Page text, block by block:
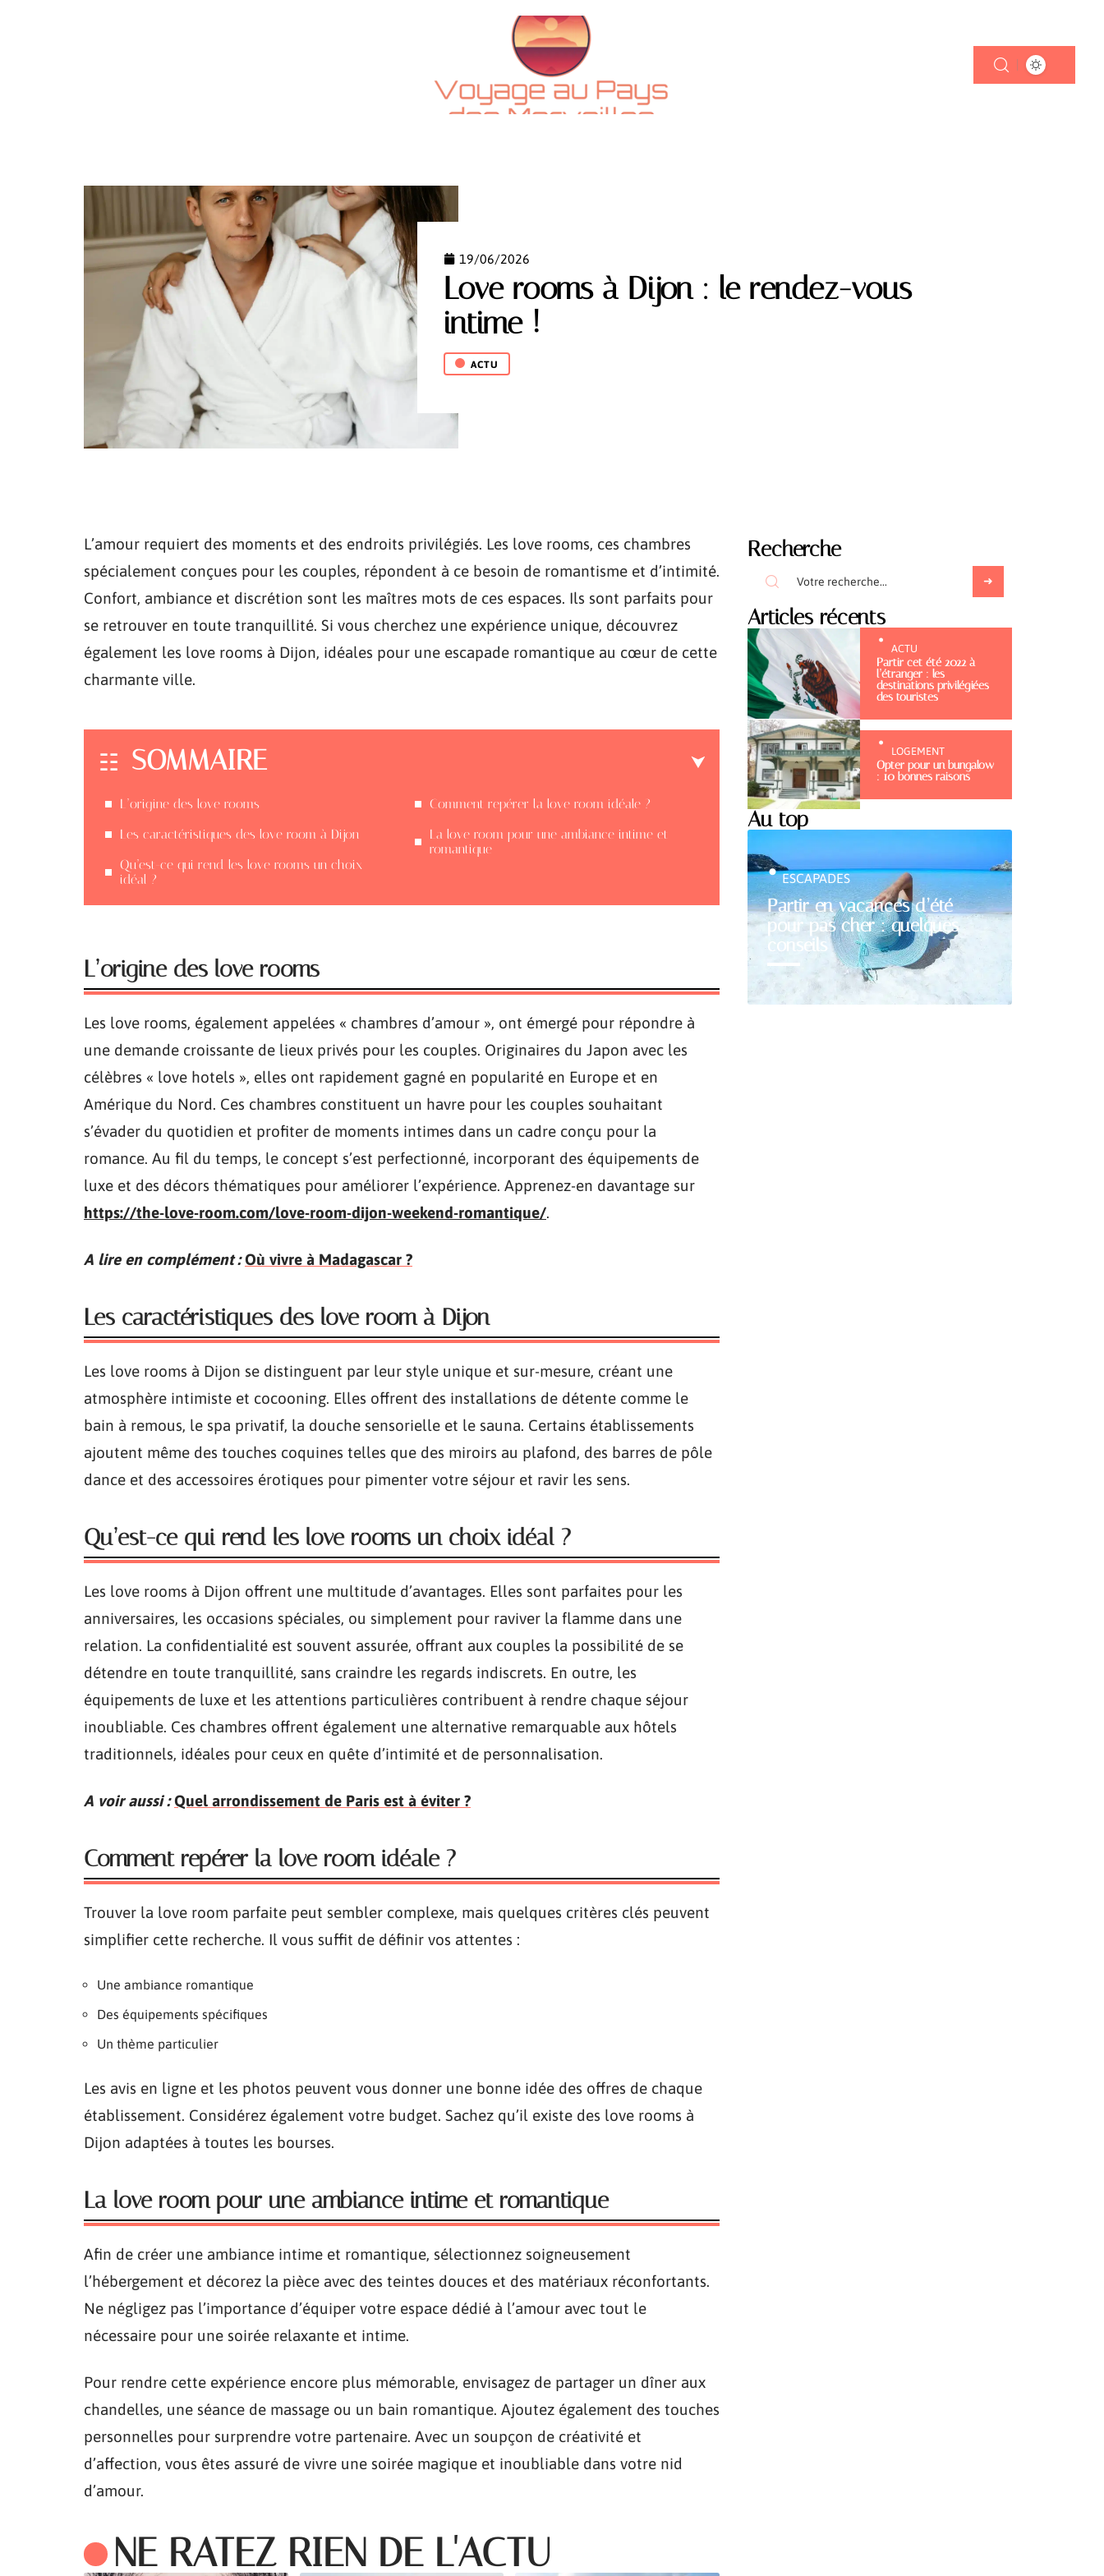
19/06/2026
Love rooms à Dijon : le rendez-vous
intime !
ACTU
L’amour requiert des moments et des endroits privilégiés. Les love rooms, ces chambres
spécialement conçues pour les couples, répondent à ce besoin de romantisme et d’intimité.
Confort, ambiance et discrétion sont les maîtres mots de ces espaces. Ils sont parfaits pour
se retrouver en toute tranquillité. Si vous cherchez une expérience unique, découvrez
également les love rooms à Dijon, idéales pour une escapade romantique au cœur de cette
charmante ville.
SOMMAIRE
L’origine des love rooms
Les caractéristiques des love room à Dijon
Qu’est-ce qui rend les love rooms un choix
idéal ?
Comment repérer la love room idéale ?
La love room pour une ambiance intime et
romantique
L’origine des love rooms
Les love rooms, également appelées « chambres d’amour », ont émergé pour répondre à
une demande croissante de lieux privés pour les couples. Originaires du Japon avec les
célèbres « love hotels », elles ont rapidement gagné en popularité en Europe et en
Amérique du Nord. Ces chambres constituent un havre pour les couples souhaitant
s’évader du quotidien et profiter de moments intimes dans un cadre conçu pour la
romance. Au fil du temps, le concept s’est perfectionné, incorporant des équipements de
luxe et des décors thématiques pour améliorer l’expérience. Apprenez-en davantage sur
https://the-love-room.com/love-room-dijon-weekend-romantique/.
A lire en complément : Où vivre à Madagascar ?
Les caractéristiques des love room à Dijon
Les love rooms à Dijon se distinguent par leur style unique et sur-mesure, créant une
atmosphère intimiste et cocooning. Elles offrent des installations de détente comme le
bain à remous, le spa privatif, la douche sensorielle et le sauna. Certains établissements
ajoutent même des touches coquines telles que des miroirs au plafond, des barres de pôle
dance et des accessoires érotiques pour pimenter votre séjour et ravir les sens.
Qu’est-ce qui rend les love rooms un choix idéal ?
Les love rooms à Dijon offrent une multitude d’avantages. Elles sont parfaites pour les
anniversaires, les occasions spéciales, ou simplement pour raviver la flamme dans une
relation. La confidentialité est souvent assurée, offrant aux couples la possibilité de se
détendre en toute tranquillité, sans craindre les regards indiscrets. En outre, les
équipements de luxe et les attentions particulières contribuent à rendre chaque séjour
inoubliable. Ces chambres offrent également une alternative remarquable aux hôtels
traditionnels, idéales pour ceux en quête d’intimité et de personnalisation.
A voir aussi : Quel arrondissement de Paris est à éviter ?
Comment repérer la love room idéale ?
Trouver la love room parfaite peut sembler complexe, mais quelques critères clés peuvent
simplifier cette recherche. Il vous suffit de définir vos attentes :
Une ambiance romantique
Des équipements spécifiques
Un thème particulier
Les avis en ligne et les photos peuvent vous donner une bonne idée des offres de chaque
établissement. Considérez également votre budget. Sachez qu’il existe des love rooms à
Dijon adaptées à toutes les bourses.
La love room pour une ambiance intime et romantique
Afin de créer une ambiance intime et romantique, sélectionnez soigneusement
l’hébergement et décorez la pièce avec des teintes douces et des matériaux réconfortants.
Ne négligez pas l’importance d’équiper votre espace dédié à l’amour avec tout le
nécessaire pour une soirée relaxante et intime.
Pour rendre cette expérience encore plus mémorable, envisagez de partager un dîner aux
chandelles, une séance de massage ou un bain romantique. Ajoutez également des touches
personnelles pour surprendre votre partenaire. Avec un soupçon de créativité et
d’affection, vous êtes assuré de vivre une soirée magique et inoubliable dans votre nid
d’amour.
NE RATEZ RIEN DE L'ACTU
Recherche
Articles récents
ACTU
Partir cet été 2022 à
l’étranger : les
destinations privilégiées
des touristes
LOGEMENT
Opter pour un bungalow
: 10 bonnes raisons
Au top
Partir en vacances d’été
pour pas cher : quelques
conseils
ESCAPADES